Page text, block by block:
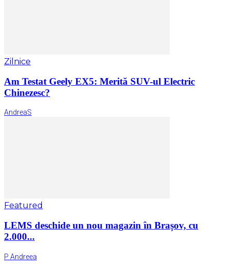
Zilnice
Am Testat Geely EX5: Merită SUV-ul Electric
Chinezesc?
AndreaS
Featured
LEMS deschide un nou magazin în Brașov, cu
2.000...
P Andreea